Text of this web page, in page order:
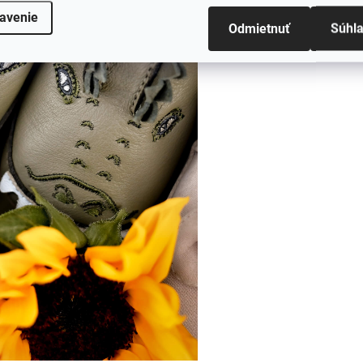
Odmietnuť